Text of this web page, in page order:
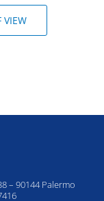
VIEW
– 90144 Palermo